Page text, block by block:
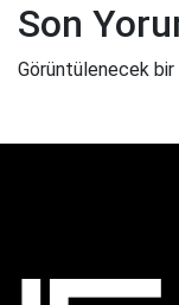
Son
Görüntülenecek bir